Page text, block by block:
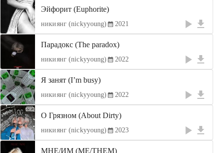
Эйфорит (Euphorite)
никиянг (nickyyoung) 2021
Парадокс (The paradox)
никиянг (nickyyoung) 2022
Я занят (I’m busy)
никиянг (nickyyoung) 2022
О Грязном (About Dirty)
никиянг (nickyyoung) 2023
МНЕ/ИМ (ME/THEM)